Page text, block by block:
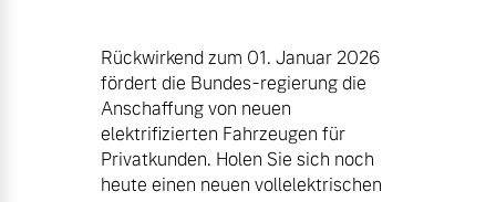
Rückwirkend zum 01. Januar 2026
fördert die Bundes-regierung die
Anschaffung von neuen
elektrifizierten Fahrzeugen für
Privatkunden. Holen Sie sich noch
heute einen neuen vollelektrischen